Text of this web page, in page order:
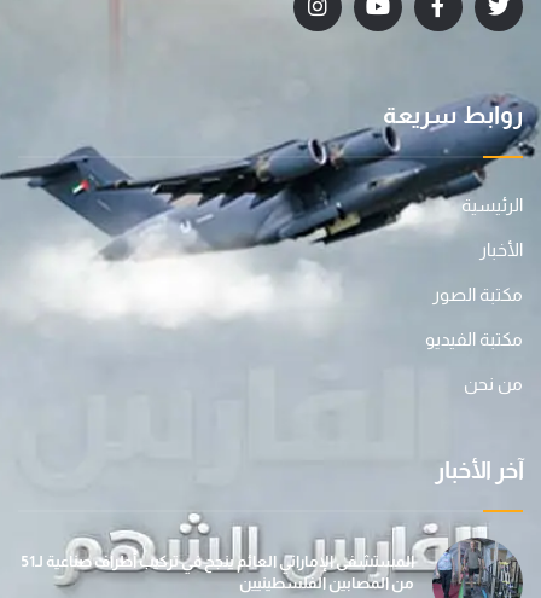
روابط سريعة
الرئيسية
الأخبار
مكتبة الصور
مكتبة الفيديو
من نحن
آخر الأخبار
المستشفى الإماراتي العائم ينجح في تركيب أطراف صناعية لـ51
من المصابين الفلسطينيين